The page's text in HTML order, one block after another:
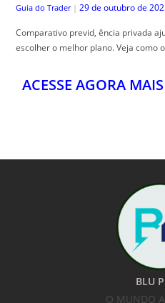
Guia do Trader | 29 de outubro de
Comparativo previd, ência privada
escolher o melhor plano. Veja como
ACESSE AGORA
BLU
O MUNDO